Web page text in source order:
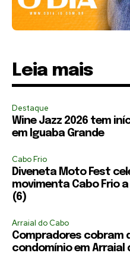
Leia mais
Destaque
Wine Jazz 2026 tem
em Iguaba Grande
Cabo Frio
Diveneta Moto Fest
movimenta Cabo Frio
(6)
Arraial do Cabo
Compradores cobram
condomínio em Arraial